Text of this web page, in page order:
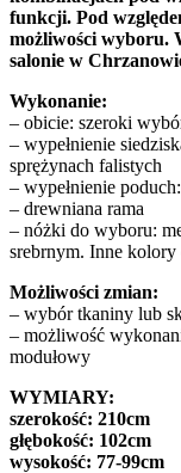
funkcji. Pod
możliwości wyboru.
salonie w
Wykonanie:
– obicie: szeroki
– wypełnienie
sprężynach falistych
– wypełnienie
– drewniana rama
– nóżki do wyboru:
srebrnym. Inne kolory
Możliwości zmian:
– wybór tkaniny lub
– możliwość
modułowy
WYMIARY:
szerokość: 210cm
głębokość: 102cm
wysokość: 77-99cm